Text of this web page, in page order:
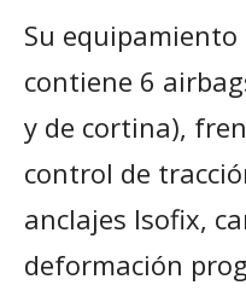
Su equipamiento
contiene 6
y de cortina),
control de
anclajes Isofix,
deformación